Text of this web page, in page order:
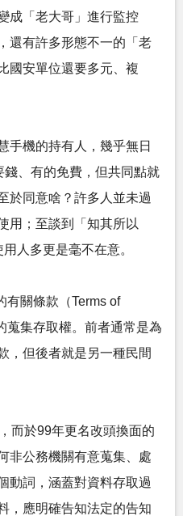
成「老大哥」進行監控
還有許多形態不一的「老
國安單位還要多元、複
手機的持有人，幾乎無日
、有的免費，但共同點就
於同意啥？許多人並未過
用；至談到「知其所以
人多更是毫不在意。
有關條款（Terms of
蒐集存取權。前者通常是為
，但後者就是另一種民間
而於99年更名改頭換面的
非公務機關有意蒐集、處
動詞，涵蓋對資料存取過
，應明確告知法定的告知